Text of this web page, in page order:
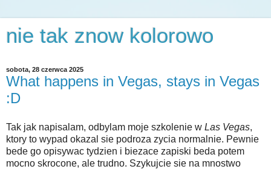
nie tak znow kolorowo
sobota, 28 czerwca 2025
What happens in Vegas, stays in Vegas
:D
Tak jak napisalam, odbylam moje szkolenie w Las Vegas,
ktory to wypad okazal sie podroza zycia normalnie. Pewnie
bede go opisywac tydzien i biezace zapiski beda potem
mocno skrocone, ale trudno. Szykujcie sie na mnostwo